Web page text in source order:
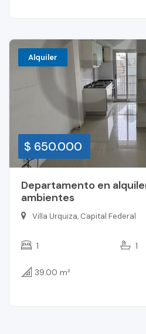
Alquiler
$ 650.000
Departamento en
ambientes
Villa Urquiza, Capital Federal
1 1
39.00 m²